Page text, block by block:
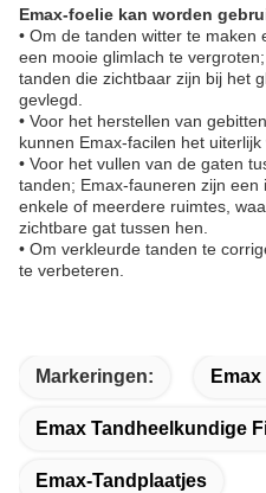
Emax-foelie kan worden
• Om de tanden witter te
een mooie glimlach te
tanden die zichtbaar zijn bij het
gevlegd.
• Voor het herstellen van
kunnen Emax-facilen het
• Voor het vullen van de gaten
tanden; Emax-fauneren zijn
enkele of meerdere ruimtes,
zichtbare gat tussen hen.
• Om verkleurde tanden te
te verbeteren.
Markeringen:
Emax Tandheelkundige
Emax-Tandplaatjes